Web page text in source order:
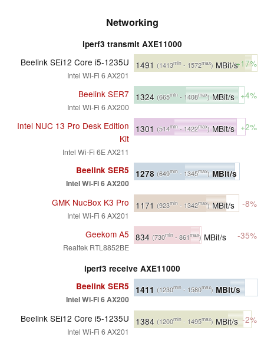
Networking
iperf3 transmit AXE11000
Beelink SEi12 Core i5-1235U
Intel Wi-Fi 6 AX201
1491 (1413min - 1572max) MBit/s+17%
Beelink SER7
Intel Wi-Fi 6 AX200
1324 (665min - 1408max)MBit/s +4%
Intel NUC 13 Pro Desk Edition
Kit
Intel Wi-Fi 6E AX211
1301 (514min- 1422max)MBit/s +2%
Beelink SER5
Intel Wi-Fi 6 AX200
1278 (649min - 1345max)MBit/s
GMK NucBox K3 Pro
Intel Wi-Fi 6 AX201
1171 (923min - 1342max)MBit/s -8%
Geekom A5
Realtek RTL8852BE
834 (730min - 861max) MBit/s -35%
iperf3 receive AXE11000
Beelink SER5
Intel Wi-Fi 6 AX200
1411 (1230min - 1580max) MBit/s
Beelink SEi12 Core i5-1235U
Intel Wi-Fi 6 AX201
1384 (1200min - 1495max) MBit/s -2%